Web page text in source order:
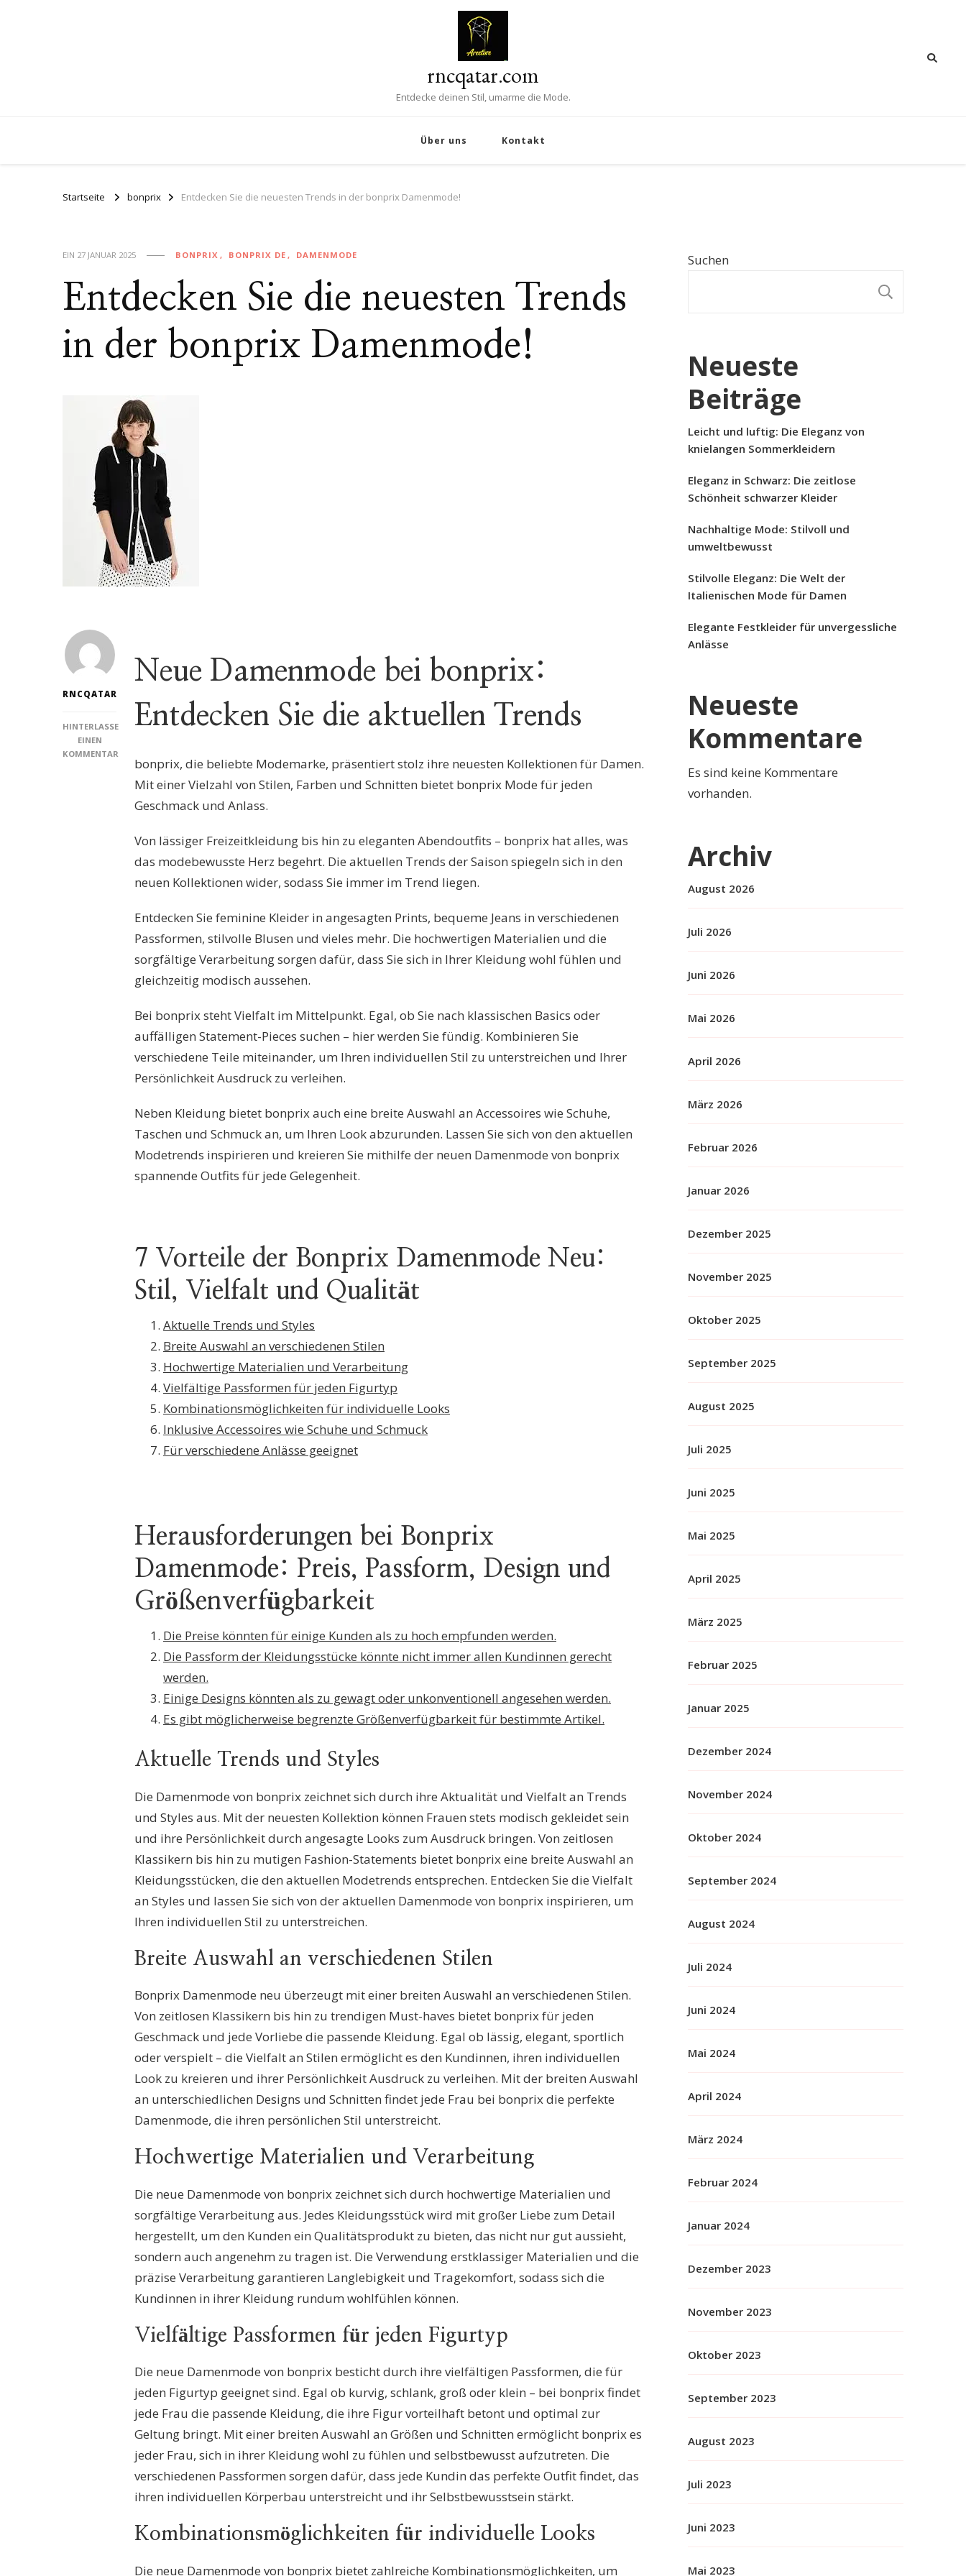
rncqatar.com
Entdecke deinen Stil, umarme die Mode.
Über uns Kontakt
Startseite bonprix Entdecken Sie die neuesten Trends in der bonprix Damenmode!
EIN 27 JANUAR 2025 BONPRIX BONPRIX DE DAMENMODE
Entdecken Sie die neuesten Trends
in der bonprix Damenmode!
RNCQATAR
HINTERLASSE
EINEN
KOMMENTAR
ENTDECKEN
DAMENMODE!
Neue Damenmode bei bonprix:
Entdecken Sie die aktuellen Trends
bonprix, die beliebte Modemarke, präsentiert stolz ihre neuesten Kollektionen für Damen.
Mit einer Vielzahl von Stilen, Farben und Schnitten bietet bonprix Mode für jeden
Geschmack und Anlass.
Von lässiger Freizeitkleidung bis hin zu eleganten Abendoutfits – bonprix hat alles, was
das modebewusste Herz begehrt. Die aktuellen Trends der Saison spiegeln sich in den
neuen Kollektionen wider, sodass Sie immer im Trend liegen.
Entdecken Sie feminine Kleider in angesagten Prints, bequeme Jeans in verschiedenen
Passformen, stilvolle Blusen und vieles mehr. Die hochwertigen Materialien und die
sorgfältige Verarbeitung sorgen dafür, dass Sie sich in Ihrer Kleidung wohl fühlen und
gleichzeitig modisch aussehen.
Bei bonprix steht Vielfalt im Mittelpunkt. Egal, ob Sie nach klassischen Basics oder
auffälligen Statement-Pieces suchen – hier werden Sie fündig. Kombinieren Sie
verschiedene Teile miteinander, um Ihren individuellen Stil zu unterstreichen und Ihrer
Persönlichkeit Ausdruck zu verleihen.
Neben Kleidung bietet bonprix auch eine breite Auswahl an Accessoires wie Schuhe,
Taschen und Schmuck an, um Ihren Look abzurunden. Lassen Sie sich von den aktuellen
Modetrends inspirieren und kreieren Sie mithilfe der neuen Damenmode von bonprix
spannende Outfits für jede Gelegenheit.
7 Vorteile der Bonprix Damenmode Neu:
Stil, Vielfalt und Qualität
Aktuelle Trends und Styles
Breite Auswahl an verschiedenen Stilen
Hochwertige Materialien und Verarbeitung
Vielfältige Passformen für jeden Figurtyp
Kombinationsmöglichkeiten für individuelle Looks
Inklusive Accessoires wie Schuhe und Schmuck
Für verschiedene Anlässe geeignet
Herausforderungen bei Bonprix
Damenmode: Preis, Passform, Design und
Größenverfügbarkeit
Die Preise könnten für einige Kunden als zu hoch empfunden werden.
Die Passform der Kleidungsstücke könnte nicht immer allen Kundinnen gerecht
werden.
Einige Designs könnten als zu gewagt oder unkonventionell angesehen werden.
Es gibt möglicherweise begrenzte Größenverfügbarkeit für bestimmte Artikel.
Aktuelle Trends und Styles
Die Damenmode von bonprix zeichnet sich durch ihre Aktualität und Vielfalt an Trends
und Styles aus. Mit der neuesten Kollektion können Frauen stets modisch gekleidet sein
und ihre Persönlichkeit durch angesagte Looks zum Ausdruck bringen. Von zeitlosen
Klassikern bis hin zu mutigen Fashion-Statements bietet bonprix eine breite Auswahl an
Kleidungsstücken, die den aktuellen Modetrends entsprechen. Entdecken Sie die Vielfalt
an Styles und lassen Sie sich von der aktuellen Damenmode von bonprix inspirieren, um
Ihren individuellen Stil zu unterstreichen.
Breite Auswahl an verschiedenen Stilen
Bonprix Damenmode neu überzeugt mit einer breiten Auswahl an verschiedenen Stilen.
Von zeitlosen Klassikern bis hin zu trendigen Must-haves bietet bonprix für jeden
Geschmack und jede Vorliebe die passende Kleidung. Egal ob lässig, elegant, sportlich
oder verspielt – die Vielfalt an Stilen ermöglicht es den Kundinnen, ihren individuellen
Look zu kreieren und ihrer Persönlichkeit Ausdruck zu verleihen. Mit der breiten Auswahl
an unterschiedlichen Designs und Schnitten findet jede Frau bei bonprix die perfekte
Damenmode, die ihren persönlichen Stil unterstreicht.
Hochwertige Materialien und Verarbeitung
Die neue Damenmode von bonprix zeichnet sich durch hochwertige Materialien und
sorgfältige Verarbeitung aus. Jedes Kleidungsstück wird mit großer Liebe zum Detail
hergestellt, um den Kunden ein Qualitätsprodukt zu bieten, das nicht nur gut aussieht,
sondern auch angenehm zu tragen ist. Die Verwendung erstklassiger Materialien und die
präzise Verarbeitung garantieren Langlebigkeit und Tragekomfort, sodass sich die
Kundinnen in ihrer Kleidung rundum wohlfühlen können.
Vielfältige Passformen für jeden Figurtyp
Die neue Damenmode von bonprix besticht durch ihre vielfältigen Passformen, die für
jeden Figurtyp geeignet sind. Egal ob kurvig, schlank, groß oder klein – bei bonprix findet
jede Frau die passende Kleidung, die ihre Figur vorteilhaft betont und optimal zur
Geltung bringt. Mit einer breiten Auswahl an Größen und Schnitten ermöglicht bonprix es
jeder Frau, sich in ihrer Kleidung wohl zu fühlen und selbstbewusst aufzutreten. Die
verschiedenen Passformen sorgen dafür, dass jede Kundin das perfekte Outfit findet, das
ihren individuellen Körperbau unterstreicht und ihr Selbstbewusstsein stärkt.
Kombinationsmöglichkeiten für individuelle Looks
Die neue Damenmode von bonprix bietet zahlreiche Kombinationsmöglichkeiten, um
Suchen
Neueste
Beiträge
Leicht und luftig: Die Eleganz von
knielangen Sommerkleidern
Eleganz in Schwarz: Die zeitlose
Schönheit schwarzer Kleider
Nachhaltige Mode: Stilvoll und
umweltbewusst
Stilvolle Eleganz: Die Welt der
Italienischen Mode für Damen
Elegante Festkleider für unvergessliche
Anlässe
Neueste
Kommentare
Es sind keine Kommentare
vorhanden.
Archiv
August 2026
Juli 2026
Juni 2026
Mai 2026
April 2026
März 2026
Februar 2026
Januar 2026
Dezember 2025
November 2025
Oktober 2025
September 2025
August 2025
Juli 2025
Juni 2025
Mai 2025
April 2025
März 2025
Februar 2025
Januar 2025
Dezember 2024
November 2024
Oktober 2024
September 2024
August 2024
Juli 2024
Juni 2024
Mai 2024
April 2024
März 2024
Februar 2024
Januar 2024
Dezember 2023
November 2023
Oktober 2023
September 2023
August 2023
Juli 2023
Juni 2023
Mai 2023